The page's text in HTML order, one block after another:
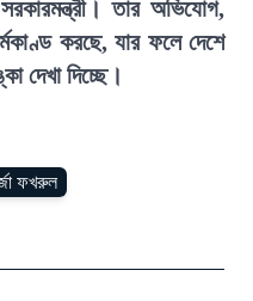
তার অভিযোগ,
করছে, যার ফলে দেশে
দেখা দিচ্ছে।
ফখরুল